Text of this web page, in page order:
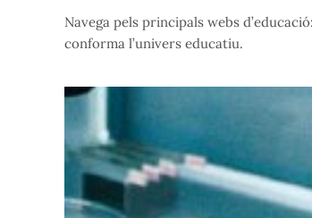
Navega pels principals webs
conforma l’univers educatiu.